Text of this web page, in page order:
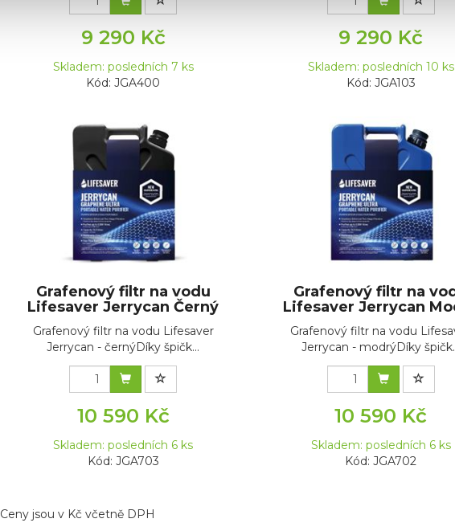
9 290 Kč
Skladem: posledních 7 ks
Kód: JGA400
9 290 Kč
Skladem: posledních 10 ks
Kód: JGA103
Grafenový filtr na vodu
Lifesaver Jerrycan Černý
Grafenový filtr na vodu Lifesaver
Jerrycan - černýDíky špičk...
10 590 Kč
Skladem: posledních 6 ks
Kód: JGA703
Grafenový filtr na
Lifesaver Jerrycan
Grafenový filtr na vodu
Jerrycan - modrýDíky
10 590 Kč
Skladem: posledních 6 ks
Kód: JGA702
Ceny jsou v Kč včetně DPH